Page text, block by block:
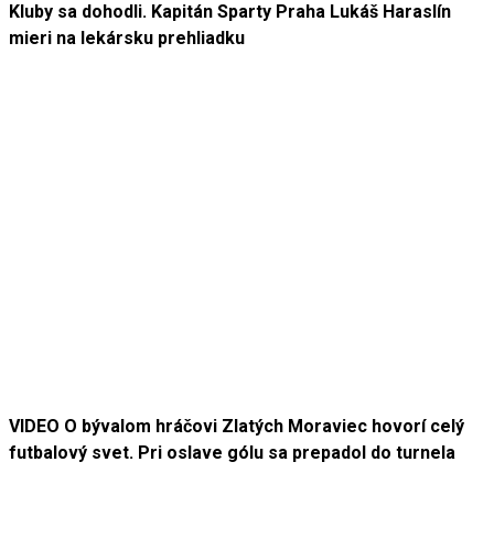
Kluby sa dohodli. Kapitán Sparty Praha Lukáš Haraslín
mieri na lekársku prehliadku
VIDEO O bývalom hráčovi Zlatých Moraviec hovorí celý
futbalový svet. Pri oslave gólu sa prepadol do turnela